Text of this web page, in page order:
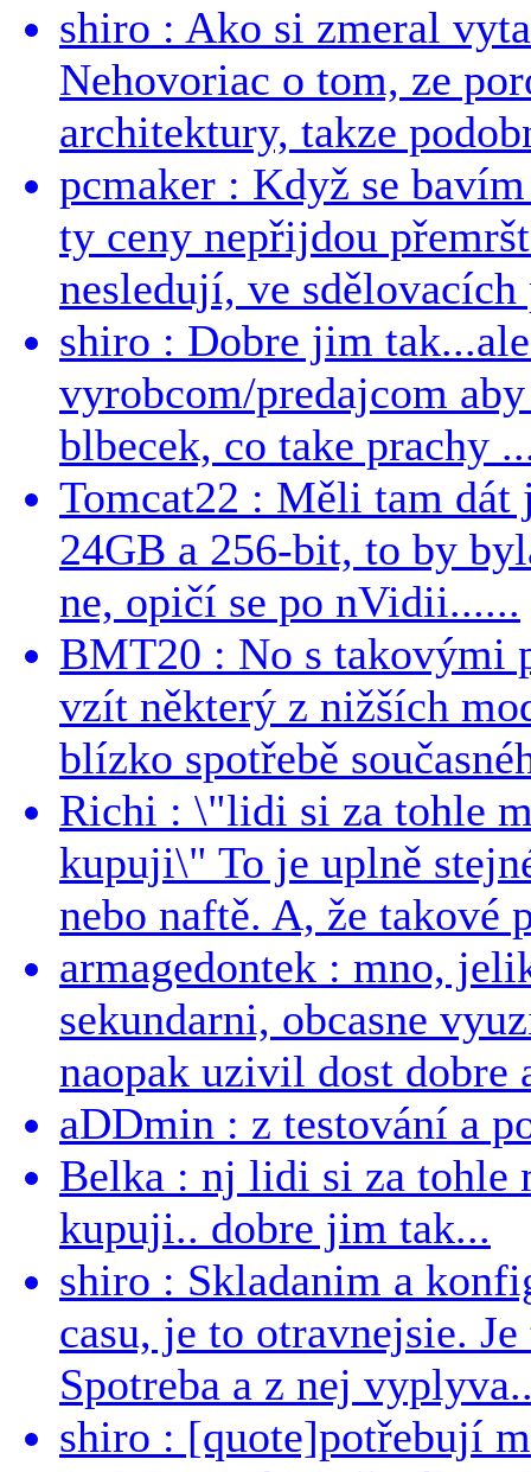
shiro : Ako si zmeral
Nehovoriac o tom, ze
architektury, takze
pcmaker : Když se
ty ceny nepřijdou
nesledují, ve sdělovacích
shiro : Dobre jim
vyrobcom/predajcom
blbecek, co take prachy
Tomcat22 : Měli tam dát
24GB a 256-bit, to by
ne, opičí se po nVidii......
BMT20 : No s takovými
vzít některý z nižších
blízko spotřebě
Richi : \"lidi si za tohle
kupuji\" To je uplně
nebo naftě. A, že takové
armagedontek : mno,
sekundarni, obcasne
naopak uzivil dost dobre
aDDmin : z testování a
Belka : nj lidi si za tohle
kupuji.. dobre jim tak...
shiro : Skladanim a
casu, je to otravnejsie.
Spotreba a z nej
shiro : [quote]potřebují